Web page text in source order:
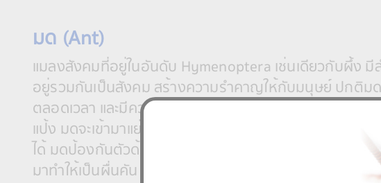
มด (Ant)
แมลงสังคมที่อยู่ในอันดับ Hymenoptera เช่นเดียวกับผึ้ง มี
อยู่รวมกันเป็นสังคม สร้างความรำคาญให้กับมนุษย์ ปกติม
ตลอดเวลา และมีความไวต่อกลิ่นของอาหารประเภทน้ำตาล, น้
แป้ง มดจะเข้ามาแย่งกินอาหารทำให้อาหารเน่าบูด และทำให้
ได้ มดป้องกันตัวด้วยการกัดศัตรูให้ได้รับความเจ็บปวด แล
มาทำให้เป็นผื่นคัน ผิวหนังปวดบวมอักเสบ